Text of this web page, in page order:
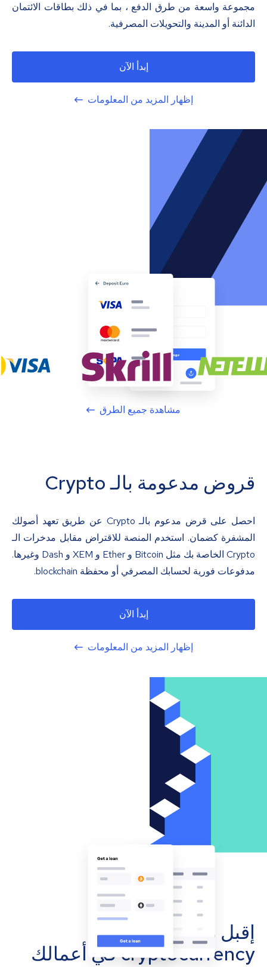
مجموعة واسعة من طرق الدفع ، بما في ذلك بطاقات الائتمان
الدائنة أو المدينة والتحويلات المصرفية.
إبدأ الآن
إظهار المزيد من المعلومات
مشاهدة جميع الطرق
قروض مدعومة بالـ Crypto
احصل على قرض مدعوم بالـ Crypto عن طريق تعهد أصولك
المشفرة كضمان. استخدم المنصة للاقتراض مقابل مدخرات الـ
Crypto الخاصة بك مثل Bitcoin و Ether و XEM و Dash وغيرها.
مدفوعات فورية لحسابك المصرفي أو محفظة blockchain.
إبدأ الآن
إظهار المزيد من المعلومات
إقبل مدفوعات
cryptocurrency في أعمالك